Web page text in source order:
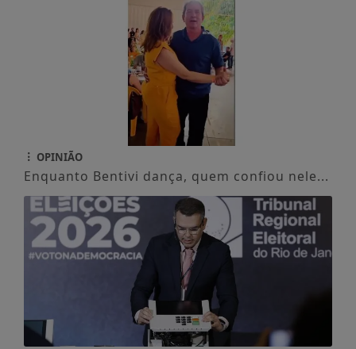
OPINIÃO
Enquanto Bentivi dança, quem confiou nele...